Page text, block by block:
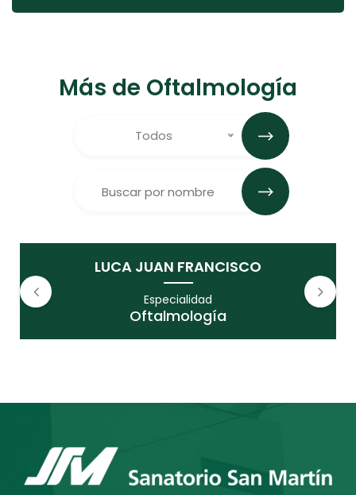
Más de Oftalmología
Todos
LUCA JUAN FRANCISCO
Especialidad
Oftalmología